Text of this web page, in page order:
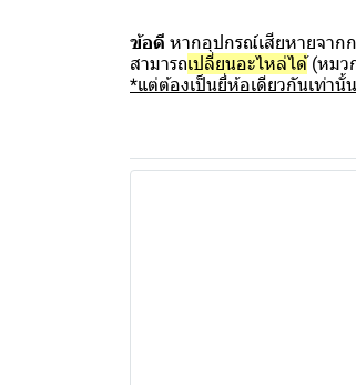
ข้อดี หากอุปกรณ์เสียหายจากก
สามารถเปลี่ยนอะไหล่ได้(หมว
*แต่ต้องเป็นยี่ห้อเดียวกันเท่านั้